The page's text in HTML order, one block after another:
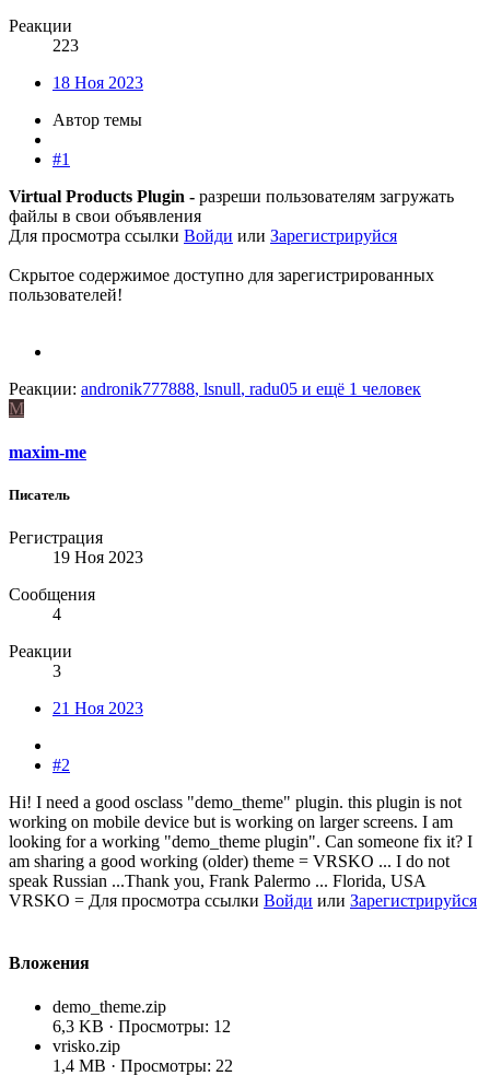
Реакции
223
18 Ноя 2023
Автор темы
#1
Virtual Products Plugin - разреши пользователям загружать
файлы в свои объявления
Для просмотра ссылки Войди или Зарегистрируйся
Скрытое содержимое доступно для зарегистрированных
пользователей!
Реакции: andronik777888, lsnull, radu05 и ещё 1 человек
M
maxim-me
Писатель
Регистрация
19 Ноя 2023
Сообщения
4
Реакции
3
21 Ноя 2023
#2
Hi! I need a good osclass "demo_theme" plugin. this plugin is not
working on mobile device but is working on larger screens. I am
looking for a working "demo_theme plugin". Can someone fix it? I
am sharing a good working (older) theme = VRSKO ... I do not
speak Russian ...Thank you, Frank Palermo ... Florida, USA
VRSKO = Для просмотра ссылки Войди или Зарегистрируйся
Вложения
demo_theme.zip
6,3 KB · Просмотры: 12
vrisko.zip
1,4 MB · Просмотры: 22